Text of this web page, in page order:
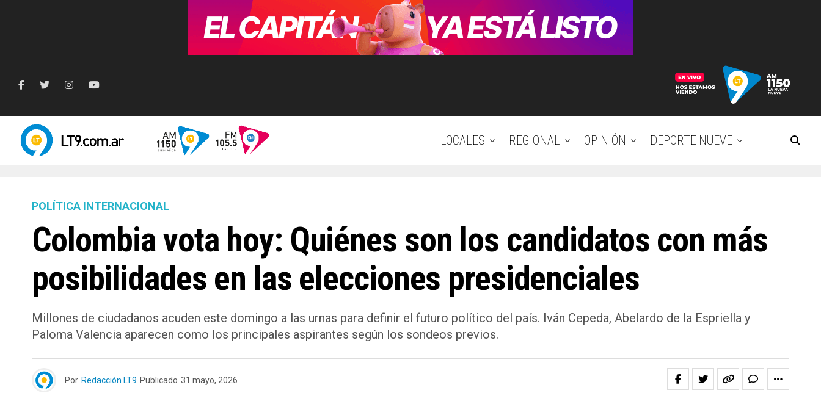
LOCALES REGIONAL OPINIÓN DEPORTE NUEVE
POLÍTICA INTERNACIONAL
Colombia vota hoy: Quiénes son los candidatos con más
posibilidades en las elecciones presidenciales
Millones de ciudadanos acuden este domingo a las urnas para definir el futuro político del país. Iván Cepeda, Abelardo de la Espriella y
Paloma Valencia aparecen como los principales aspirantes según los sondeos previos.
Por Redacción LT9 Publicado 31 mayo, 2026